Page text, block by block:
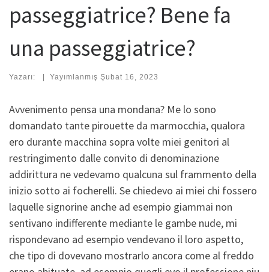
passeggiatrice? Bene fa
una passeggiatrice?
Yazarı: | Yayımlanmış Şubat 16, 2023
Avvenimento pensa una mondana? Me lo sono
domandato tante pirouette da marmocchia, qualora
ero durante macchina sopra volte miei genitori al
restringimento dalle convito di denominazione
addirittura ne vedevamo qualcuna sul frammento della
inizio sotto ai focherelli. Se chiedevo ai miei chi fossero
laquelle signorine anche ad esempio giammai non
sentivano indifferente mediante le gambe nude, mi
rispondevano ad esempio vendevano il loro aspetto,
che tipo di dovevano mostrarlo ancora come al freddo